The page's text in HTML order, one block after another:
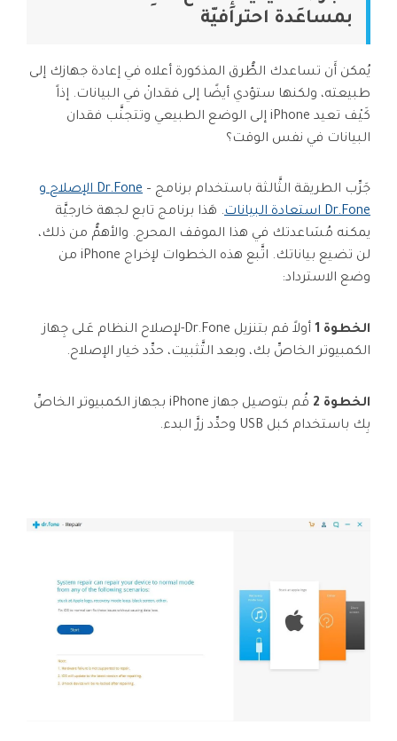
بمساعَدة احترافيّة
يُمكن أَن تساعدك الطُّرق المذكورة أعلاه في إعادة جهازك إلى
طبيعته، ولكنها ستؤدي أيضًا إلى فقدانْ في البيانات. إذاً
كَيْف تعيد iPhone إلى الوضع الطبيعي وتتجنَّب فقدان
البيانات في نفس الوقت؟
جَرِّب الطريقة الثَّالثة باستخدام برنامج –
Dr.Fone الإصلاح و
Dr.Fone استعادة البيانات
. هَذا برنامج تابع لجهة خارجيَّة
يمكنه مُسَاعدتك في هذا الموقف المحرج. والأهمُّ من ذلك،
لن تضيع بياناتك. اتَّبع هذه الخطوات لإخراج iPhone من
وضع الاسترداد:
الخطوة 1
أولاً قم بتنزيل Dr.Fone-لإصلاح النظام عَلى جِهاز
الكمبيوتر الخاصِّ بك، وبعد التَّثبيت، حدِّد خيار الإصلاح.
الخطوة 2
قُم بتوصيل جهاز iPhone بجهاز الكمبيوتر الخاصِّ
بِك باستخدام كبل USB وحدِّد زرَّ البدء.